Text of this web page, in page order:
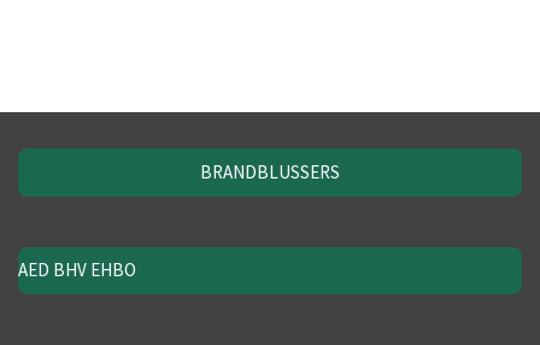
BRANDBLUSSERS
AED BHV EHBO